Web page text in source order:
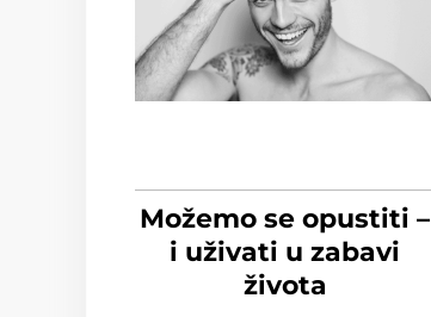
Možemo se opustiti –
i uživati u zabavi
života